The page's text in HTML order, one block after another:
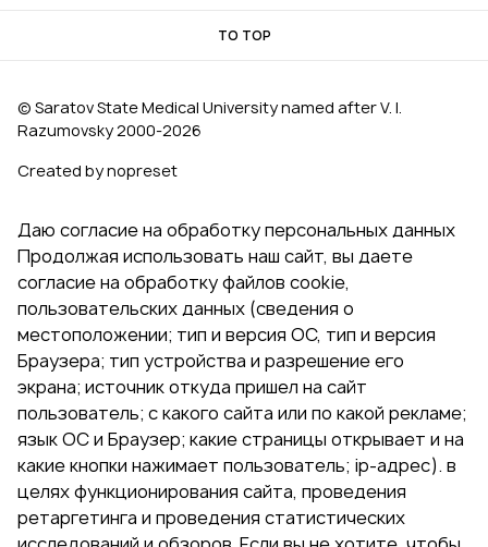
TO TOP
© Saratov State Medical University named after V. I.
Razumovsky 2000‑2026
Created by nopreset
Даю согласие на обработку персональных данных
Продолжая использовать наш сайт, вы даете
согласие на обработку файлов cookie,
пользовательских данных (сведения о
местоположении; тип и версия ОС, тип и версия
Браузера; тип устройства и разрешение его
экрана; источник откуда пришел на сайт
пользователь; с какого сайта или по какой рекламе;
язык ОС и Браузер; какие страницы открывает и на
какие кнопки нажимает пользователь; ip-адрес). в
целях функционирования сайта, проведения
ретаргетинга и проведения статистических